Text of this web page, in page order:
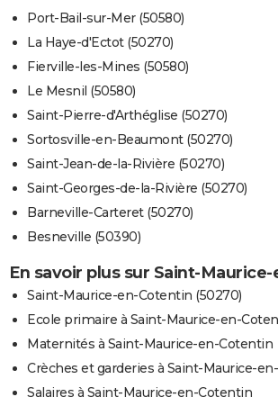
Port-Bail-sur-Mer (50580)
La Haye-d'Ectot (50270)
Fierville-les-Mines (50580)
Le Mesnil (50580)
Saint-Pierre-d'Arthéglise (50270)
Sortosville-en-Beaumont (50270)
Saint-Jean-de-la-Rivière (50270)
Saint-Georges-de-la-Rivière (50270)
Barneville-Carteret (50270)
Besneville (50390)
En savoir plus sur Saint-
Saint-Maurice-en-Cotentin (50270)
Ecole primaire à Saint-Maurice-en-
Maternités à Saint-Maurice-en-Cotentin
Crèches et garderies à Saint-Maurice-
Salaires à Saint-Maurice-en-Cotentin